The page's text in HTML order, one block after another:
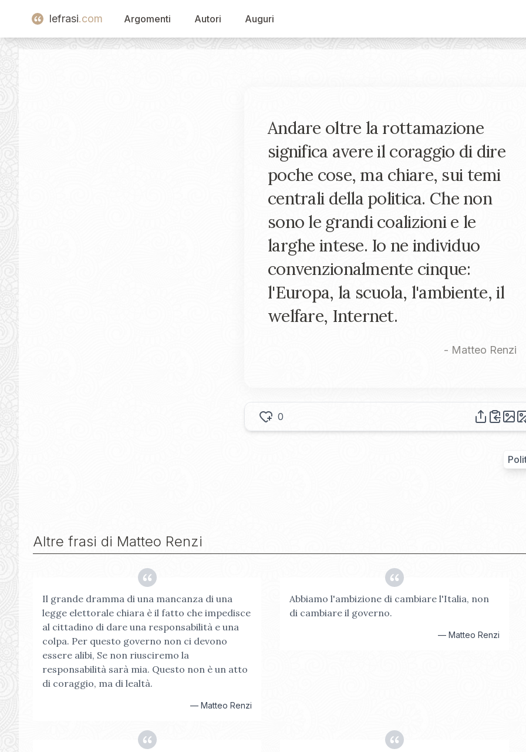
lefrasi.com Argomenti Autori Auguri
Andare oltre la rottamazione
significa avere il coraggio di dire
poche cose, ma chiare, sui temi
centrali della politica. Che non
sono le grandi coalizioni e le
larghe intese. Io ne individuo
convenzionalmente cinque:
l'Europa, la scuola, l'ambiente, il
welfare, Internet.
- Matteo Renzi
0
Altre frasi di Matteo Renzi
Il grande dramma di una mancanza di una
legge elettorale chiara è il fatto che impedisce
al cittadino di dare una responsabilità e una
colpa. Per questo governo non ci devono
essere alibi, Se non riusciremo la
responsabilità sarà mia. Questo non è un atto
di coraggio, ma di lealtà.
—Matteo Renzi
Abbiamo l'ambizione di cambiare l'Italia, non
di cambiare il governo.
— Matteo Renzi